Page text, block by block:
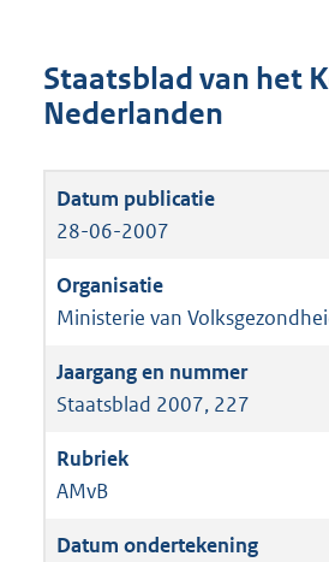
Staatsblad van het
Nederlanden
28-06-2007
Ministerie van
Staatsblad 2007, 227
AMvB